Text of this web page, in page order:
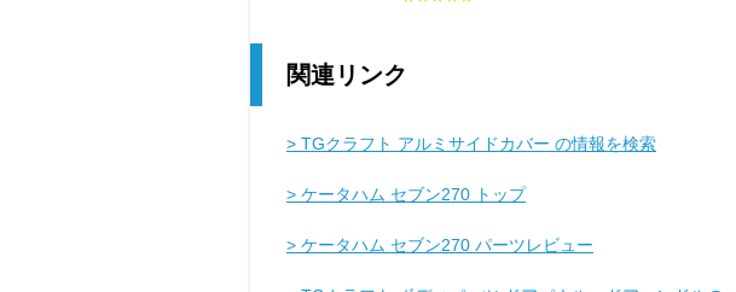
関連リンク
> TGクラフト アルミサイドカバー の情報を検索
> ケータハム セブン270 トップ
> ケータハム セブン270 パーツレビュー